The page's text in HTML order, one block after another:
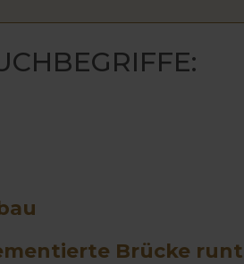
Brücke